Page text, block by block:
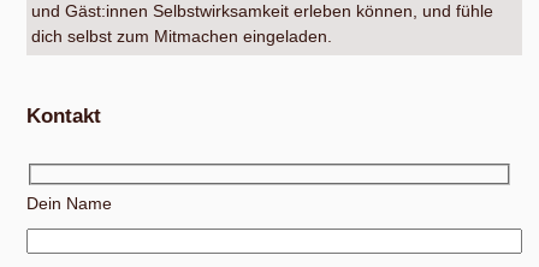
und Gäst:innen Selbstwirksamkeit erleben können, und fühle
dich selbst zum Mitmachen eingeladen.
Kontakt
Dein Name